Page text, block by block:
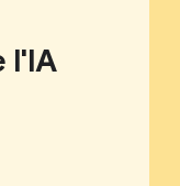
l'IA